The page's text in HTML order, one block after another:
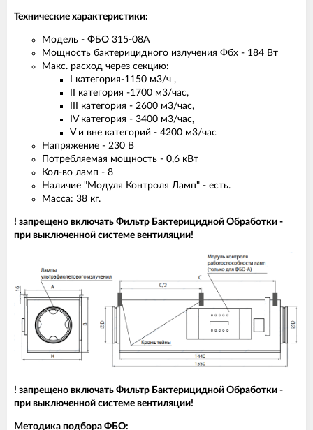
Технические характеристики:
Модель - ФБО 315-08А
Мощность бактерицидного излучения Фбх - 184 Вт
Макс. расход через секцию:
I категория-1150 м3/ч ,
II категория -1700 м3/час,
III категория - 2600 м3/час,
IV категория - 3400 м3/час,
V и вне категорий - 4200 м3/час
Напряжение - 230 B
Потребляемая мощность - 0,6 кВт
Кол-во ламп - 8
Наличие "Модуля Контроля Ламп" - есть.
Масса: 38 кг.
! запрещено включать Фильтр Бактерицидной Обработки -
при выключенной системе вентиляции!
! запрещено включать Фильтр Бактерицидной Обработки -
при выключенной системе вентиляции!
Методика подбора ФБО: